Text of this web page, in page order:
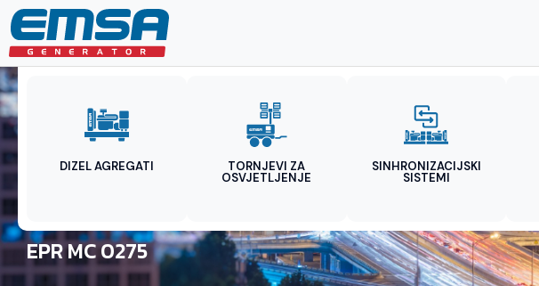
DIZEL AGREGATI TORNJEVI ZA
OSVJETLJENJE
SINHRONIZACIJSKI
SISTEMI
EPR MC 0275